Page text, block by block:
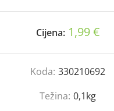
Cijena: 1,99 €
Koda: 330210692
Težina: 0,1kg